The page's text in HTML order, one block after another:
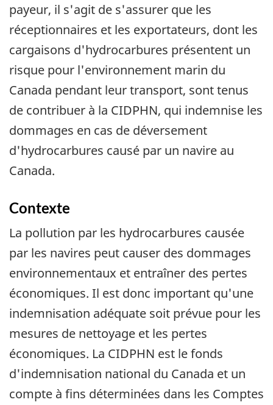
payeur, il s'agit de s'assurer que les
réceptionnaires et les exportateurs, dont les
cargaisons d'hydrocarbures présentent un
risque pour l'environnement marin du
Canada pendant leur transport, sont tenus
de contribuer à la CIDPHN, qui indemnise les
dommages en cas de déversement
d'hydrocarbures causé par un navire au
Canada.
Contexte
La pollution par les hydrocarbures causée
par les navires peut causer des dommages
environnementaux et entraîner des pertes
économiques. Il est donc important qu'une
indemnisation adéquate soit prévue pour les
mesures de nettoyage et les pertes
économiques. La CIDPHN est le fonds
d'indemnisation national du Canada et un
compte à fins déterminées dans les Comptes